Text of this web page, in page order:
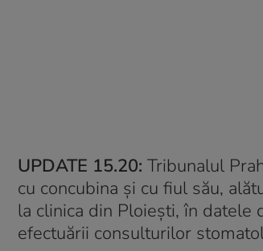
UPDATE 15.20: Tribunalul
cu concubina şi cu fiul său,
la clinica din Ploieşti, în
efectuării consulturilor